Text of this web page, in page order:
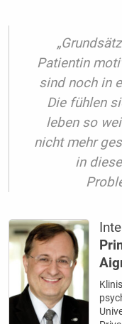
Patientin
sind noch in
Die fühlen
leben so
nicht mehr
in